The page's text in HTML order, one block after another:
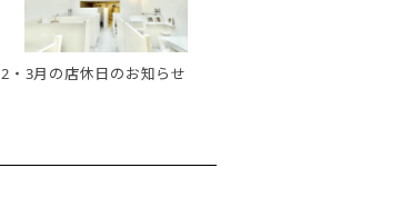
2・3月の店休日のお知らせ